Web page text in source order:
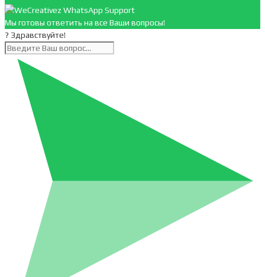
Мы готовы ответить на все Ваши вопросы!
? Здравствуйте!